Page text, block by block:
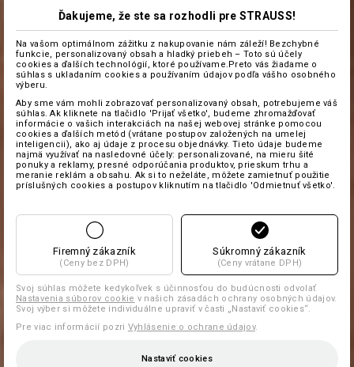
Ďakujeme, že ste sa rozhodli pre STRAUSS!
Na vašom optimálnom zážitku z nakupovanie nám záleží! Bezchybné
funkcie, personalizovaný obsah a hladký priebeh – Toto sú účely
cookies a ďalších technológií, ktoré používame.Preto vás žiadame o
súhlas s ukladaním cookies a používaním údajov podľa vášho osobného
výberu.
Aby sme vám mohli zobrazovať personalizovaný obsah, potrebujeme váš
súhlas. Ak kliknete na tlačidlo 'Prijať všetko', budeme zhromažďovať
informácie o vašich interakciách na našej webovej stránke pomocou
cookies a ďalších metód (vrátane postupov založených na umelej
inteligencii), ako aj údaje z procesu objednávky. Tieto údaje budeme
najmä využívať na nasledovné účely: personalizované, na mieru šité
ponuky a reklamy, presné odporúčania produktov, prieskum trhu a
meranie reklám a obsahu. Ak si to neželáte, môžete zamietnuť použitie
príslušných cookies a postupov kliknutím na tlačidlo 'Odmietnuť všetko'.
Firemný zákazník
(Ceny bez DPH)
Súkromný zákazník
(Ceny vrátane DPH)
Svoj súhlas môžete kedykoľvek s účinnosťou do budúcnosti odvolať
Nastavenia súborov cookie v našich zásadách ochrany osobných údajov.
Svoj výber si môžete individuálne upraviť v časti „Nastaviť cookies“.
Pre viac informácií pozri Vyhlásenie o ochrane údajov.
Nastaviť cookies